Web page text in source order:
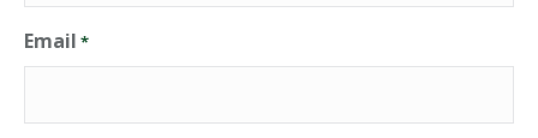
Email *